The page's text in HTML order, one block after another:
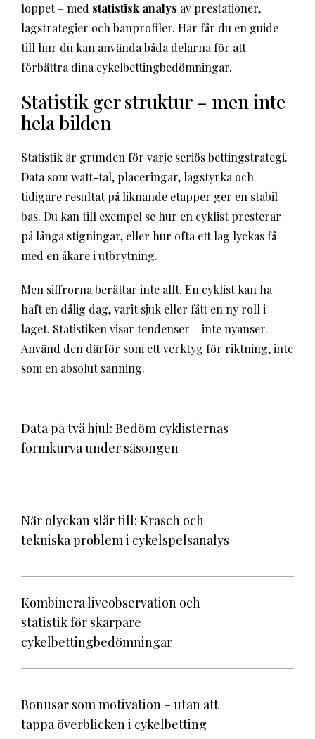
loppet – med statistisk analys av prestationer,
lagstrategier och banprofiler. Här får du en guide
till hur du kan använda båda delarna för att
förbättra dina cykelbettingbedömningar.
Statistik ger struktur – men inte
hela bilden
Statistik är grunden för varje seriös bettingstrategi.
Data som watt-tal, placeringar, lagstyrka och
tidigare resultat på liknande etapper ger en stabil
bas. Du kan till exempel se hur en cyklist presterar
på långa stigningar, eller hur ofta ett lag lyckas få
med en åkare i utbrytning.
Men siffrorna berättar inte allt. En cyklist kan ha
haft en dålig dag, varit sjuk eller fått en ny roll i
laget. Statistiken visar tendenser – inte nyanser.
Använd den därför som ett verktyg för riktning, inte
som en absolut sanning.
Data på två hjul: Bedöm cyklisternas
formkurva under säsongen
När olyckan slår till: Krasch och
tekniska problem i cykelspelsanalys
Kombinera liveobservation och
statistik för skarpare
cykelbettingbedömningar
Bonusar som motivation – utan att
tappa överblicken i cykelbetting